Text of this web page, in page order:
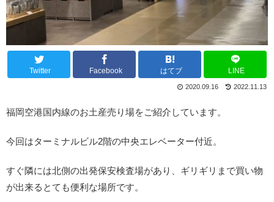
Twitter Facebook はてブ LINE
2022.11.13
2020.09.16
福岡空港国内線のお土産売り場をご紹介しています。
今回はターミナルビル2階の中央エレベーター付近。
すぐ隣には北側の出発保安検査場があり、ギリギリまで買い物
が出来るとても便利な場所です。